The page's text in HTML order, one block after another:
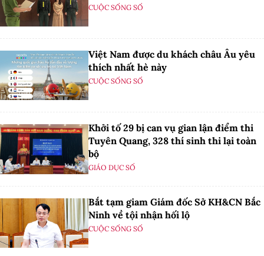
CUỘC SỐNG SỐ
Việt Nam được du khách châu Âu yêu
thích nhất hè này
CUỘC SỐNG SỐ
Khởi tố 29 bị can vụ gian lận điểm thi
Tuyên Quang, 328 thí sinh thi lại toàn
bộ
GIÁO DỤC SỐ
Bắt tạm giam Giám đốc Sở KH&CN Bắc
Ninh về tội nhận hối lộ
CUỘC SỐNG SỐ